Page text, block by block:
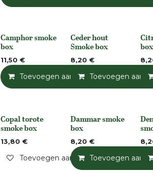
None
Camphor smoke
box
11,50 €
Toevoegen aan winkelmandje
None
Ceder hout
Smoke box
8,20 €
Toevoegen aan
box
Niet op voorraad
Copal torote
smoke box
13,80 €
Toevoegen aan verlanglijst
None
Dammar smoke
box
8,20 €
Toevoegen aan